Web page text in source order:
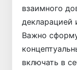
взаимного
Важно
включать в